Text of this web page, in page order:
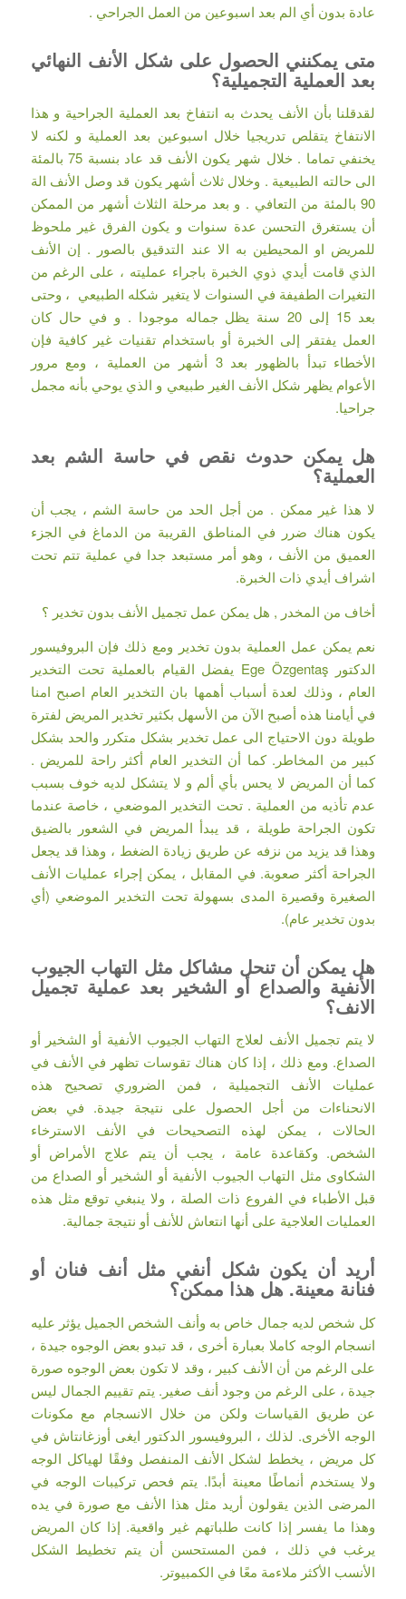
عادة بدون أي الم بعد اسبوعين من العمل الجراحي .
متى يمكنني الحصول على شكل الأنف النهائي
بعد العملية التجميلية؟
لقدقلنا بأن الأنف يحدث به انتفاخ بعد العملية الجراحية و هذا
الانتفاخ يتقلص تدريجيا خلال اسبوعين بعد العملية و لكنه لا
يخنفي تماما . خلال شهر يكون الأنف قد عاد بنسبة 75 بالمئة
الى حالته الطبيعية . وخلال ثلاث أشهر يكون قد وصل الأنف الة
90 بالمئة من التعافي . و بعد مرحلة الثلاث أشهر من الممكن
أن يستغرق التحسن عدة سنوات و يكون الفرق غير ملحوظ
للمريض او المحيطين به الا عند التدقيق بالصور . إن الأنف
الذي قامت أيدي ذوي الخبرة باجراء عمليته ، على الرغم من
التغيرات الطفيفة في السنوات لا يتغير شكله الطبيعي ، وحتى
بعد 15 إلى 20 سنة يظل جماله موجودا . و في حال كان
العمل يفتقر إلى الخبرة أو باستخدام تقنيات غير كافية فإن
الأخطاء تبدأ بالظهور بعد 3 أشهر من العملية ، ومع مرور
الأعوام يظهر شكل الأنف الغير طبيعي و الذي يوحي بأنه مجمل
جراحيا.
هل يمكن حدوث نقص في حاسة الشم بعد
العملية؟
لا هذا غير ممكن . من أجل الحد من حاسة الشم ، يجب أن
يكون هناك ضرر في المناطق القريبة من الدماغ في الجزء
العميق من الأنف ، وهو أمر مستبعد جدا في عملية تتم تحت
اشراف أيدي ذات الخبرة.
أخاف من المخدر , هل يمكن عمل تجميل الأنف بدون تخدير ؟
نعم يمكن عمل العملية بدون تخدير ومع ذلك فإن البروفيسور
الدكتور Ege Özgentaş يفضل القيام بالعملية تحت التخدير
العام ، وذلك لعدة أسباب أهمها بان التخدير العام اصبح امنا
في أيامنا هذه أصبح الآن من الأسهل بكثير تخدير المريض لفترة
طويلة دون الاحتياج الى عمل تخدير بشكل متكرر والحد بشكل
كبير من المخاطر. كما أن التخدير العام أكثر راحة للمريض .
كما أن المريض لا يحس بأي ألم و لا يتشكل لديه خوف بسبب
عدم تأذيه من العملية . تحت التخدير الموضعي ، خاصة عندما
تكون الجراحة طويلة ، قد يبدأ المريض في الشعور بالضيق
وهذا قد يزيد من نزفه عن طريق زيادة الضغط ، وهذا قد يجعل
الجراحة أكثر صعوبة. في المقابل ، يمكن إجراء عمليات الأنف
الصغيرة وقصيرة المدى بسهولة تحت التخدير الموضعي (أي
بدون تخدير عام).
هل يمكن أن تنحل مشاكل مثل التهاب الجيوب
الأنفية والصداع أو الشخير بعد عملية تجميل
الانف؟
لا يتم تجميل الأنف لعلاج التهاب الجيوب الأنفية أو الشخير أو
الصداع. ومع ذلك ، إذا كان هناك تقوسات تظهر في الأنف في
عمليات الأنف التجميلية ، فمن الضروري تصحيح هذه
الانحناءات من أجل الحصول على نتيجة جيدة. في بعض
الحالات ، يمكن لهذه التصحيحات في الأنف الاسترخاء
الشخص. وكقاعدة عامة ، يجب أن يتم علاج الأمراض أو
الشكاوى مثل التهاب الجيوب الأنفية أو الشخير أو الصداع من
قبل الأطباء في الفروع ذات الصلة ، ولا ينبغي توقع مثل هذه
العمليات العلاجية على أنها انتعاش للأنف أو نتيجة جمالية.
أريد أن يكون شكل أنفي مثل أنف فنان أو
فنانة معينة. هل هذا ممكن؟
كل شخص لديه جمال خاص به وأنف الشخص الجميل يؤثر عليه
انسجام الوجه كاملا بعبارة أخرى ، قد تبدو بعض الوجوه جيدة ،
على الرغم من أن الأنف كبير ، وقد لا تكون بعض الوجوه صورة
جيدة ، على الرغم من وجود أنف صغير. يتم تقييم الجمال ليس
عن طريق القياسات ولكن من خلال الانسجام مع مكونات
الوجه الأخرى. لذلك ، البروفيسور الدكتور ايغى أوزغانتاش في
كل مريض ، يخطط لشكل الأنف المنفصل وفقًا لهياكل الوجه
ولا يستخدم أنماطًا معينة أبدًا. يتم فحص تركيبات الوجه في
المرضى الذين يقولون أريد مثل هذا الأنف مع صورة في يده
وهذا ما يفسر إذا كانت طلباتهم غير واقعية. إذا كان المريض
يرغب في ذلك ، فمن المستحسن أن يتم تخطيط الشكل
الأنسب الأكثر ملاءمة معًا في الكمبيوتر.